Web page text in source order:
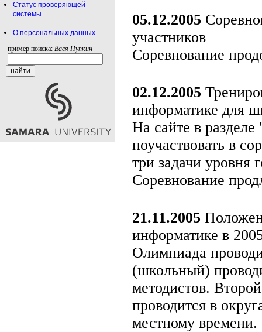
Статус проверяющей
системы
О персональных данных
пример поиска: Вася Пупкин
05.12.2005
участников
Соревнование
02.12.2005
информатике для
На сайте в
поучаствовать в
три задачи уровня
Соревнование
21.11.2005
информатике в
Олимпиада
(школьный)
методистов.
проводится в
местному времени.